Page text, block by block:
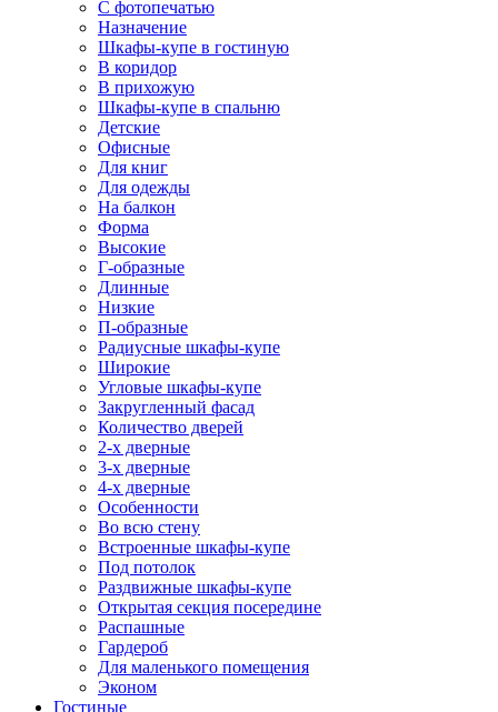
С фотопечатью
Назначение
Шкафы-купе в гостиную
В коридор
В прихожую
Шкафы-купе в спальню
Детские
Офисные
Для книг
Для одежды
На балкон
Форма
Высокие
Г-образные
Длинные
Низкие
П-образные
Радиусные шкафы-купе
Широкие
Угловые шкафы-купе
Закругленный фасад
Количество дверей
2-х дверные
3-х дверные
4-х дверные
Особенности
Во всю стену
Встроенные шкафы-купе
Под потолок
Раздвижные шкафы-купе
Открытая секция посередине
Распашные
Гардероб
Для маленького помещения
Эконом
Гостиные